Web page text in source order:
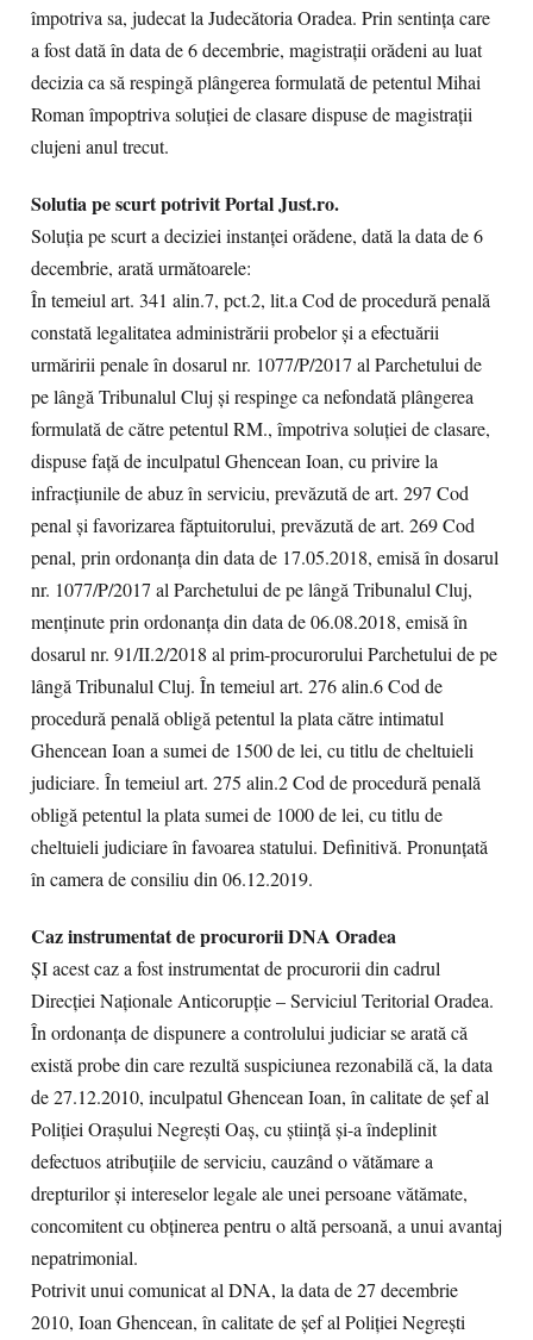
împotriva sa, judecat la Judecătoria Oradea. Prin sentința care
a fost dată în data de 6 decembrie, magistrații orădeni au luat
decizia ca să respingă plângerea formulată de petentul Mihai
Roman împoptriva soluției de clasare dispuse de magistrații
clujeni anul trecut.
Solutia pe scurt potrivit Portal Just.ro.
Soluția pe scurt a deciziei instanței orădene, dată la data de 6
decembrie, arată următoarele:
În temeiul art. 341 alin.7, pct.2, lit.a Cod de procedură penală
constată legalitatea administrării probelor şi a efectuării
urmăririi penale în dosarul nr. 1077/P/2017 al Parchetului de
pe lângă Tribunalul Cluj și respinge ca nefondată plângerea
formulată de către petentul RM., împotriva soluției de clasare,
dispuse față de inculpatul Ghencean Ioan, cu privire la
infracțiunile de abuz în serviciu, prevăzută de art. 297 Cod
penal și favorizarea făptuitorului, prevăzută de art. 269 Cod
penal, prin ordonanţa din data de 17.05.2018, emisă în dosarul
nr. 1077/P/2017 al Parchetului de pe lângă Tribunalul Cluj,
menținute prin ordonanţa din data de 06.08.2018, emisă în
dosarul nr. 91/II.2/2018 al prim-procurorului Parchetului de pe
lângă Tribunalul Cluj. În temeiul art. 276 alin.6 Cod de
procedură penală obligă petentul la plata către intimatul
Ghencean Ioan a sumei de 1500 de lei, cu titlu de cheltuieli
judiciare. În temeiul art. 275 alin.2 Cod de procedură penală
obligă petentul la plata sumei de 1000 de lei, cu titlu de
cheltuieli judiciare în favoarea statului. Definitivă. Pronunţată
în camera de consiliu din 06.12.2019.
Caz instrumentat de procurorii DNA Oradea
ȘI acest caz a fost instrumentat de procurorii din cadrul
Direcției Naționale Anticorupție – Serviciul Teritorial Oradea.
În ordonanța de dispunere a controlului judiciar se arată că
există probe din care rezultă suspiciunea rezonabilă că, la data
de 27.12.2010, inculpatul Ghencean Ioan, în calitate de șef al
Poliției Orașului Negrești Oaș, cu știință și-a îndeplinit
defectuos atribuțiile de serviciu, cauzând o vătămare a
drepturilor și intereselor legale ale unei persoane vătămate,
concomitent cu obținerea pentru o altă persoană, a unui avantaj
nepatrimonial.
Potrivit unui comunicat al DNA, la data de 27 decembrie
2010, Ioan Ghencean, în calitate de şef al Poliţiei Negreşti